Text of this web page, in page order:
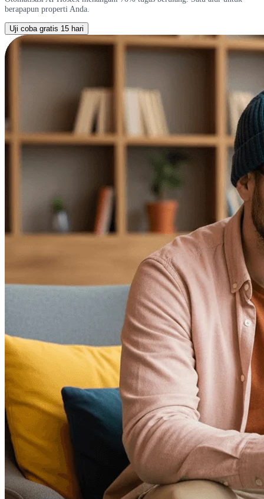
berapapun properti Anda.
Uji coba gratis 15 hari